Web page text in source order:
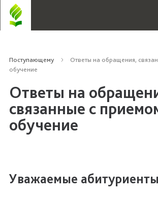
Поступающему
Ответы на обращения,
обучение
Ответы на
связанные с
обучение
Уважаемые